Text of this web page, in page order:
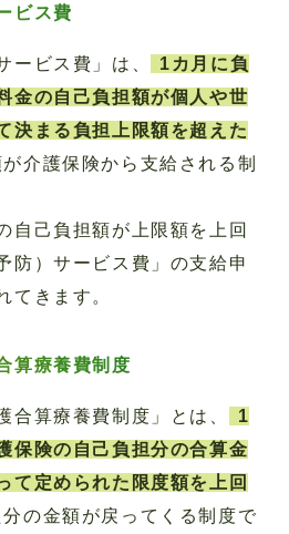
ビス費
ービス費」は、
1カ月に負
金の自己負担額が個人や世
決まる負担上限額を超えた
介護保険から支給される制
自己負担額が上限額を上回
防）サービス費」の支給申
てきます。
算療養費制度
合算療養費制度」とは、
1
保険の自己負担分の合算金
て定められた限度額を上回
の金額が戻ってくる制度で